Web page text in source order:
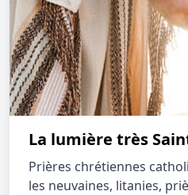
La lumière très
Prières chrétiennes
les neuvaines, litanies,